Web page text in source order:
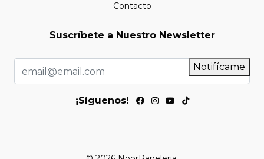
Contacto
Suscríbete a Nuestro Newsletter
Notifícame
¡Síguenos!